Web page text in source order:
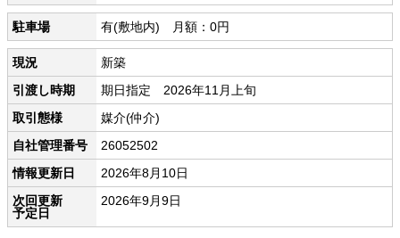
駐車場 有(敷地内) 月額：0円
現況
新築
引渡し時期
期日指定 2026年11月上旬
取引態様
媒介(仲介)
自社管理番号
26052502
情報更新日
2026年8月10日
次回更新
予定日
2026年9月9日